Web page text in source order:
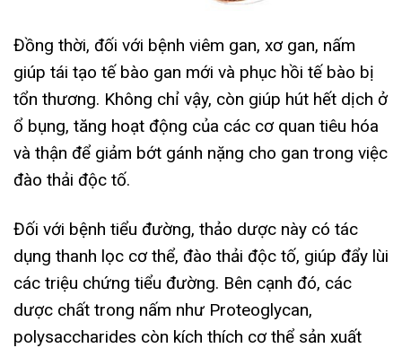
Đồng thời, đối với bệnh viêm gan, xơ gan, nấm
giúp tái tạo tế bào gan mới và phục hồi tế bào bị
tổn thương. Không chỉ vậy, còn giúp hút hết dịch ở
ổ bụng, tăng hoạt động của các cơ quan tiêu hóa
và thận để giảm bớt gánh nặng cho gan trong việc
đào thải độc tố.
Đối với bệnh tiểu đường, thảo dược này có tác
dụng thanh lọc cơ thể, đào thải độc tố, giúp đẩy lùi
các triệu chứng tiểu đường. Bên cạnh đó, các
dược chất trong nấm như Proteoglycan,
polysaccharides còn kích thích cơ thể sản xuất